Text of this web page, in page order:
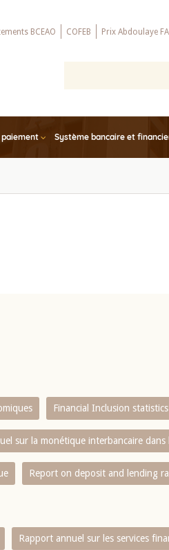
BCEAO COFEB Prix Abdoulaye
paiement Système bancaire et
Financial Inclusion
sur la monétique interbancaire dans
Report on deposit and lending
Rapport annuel sur les services